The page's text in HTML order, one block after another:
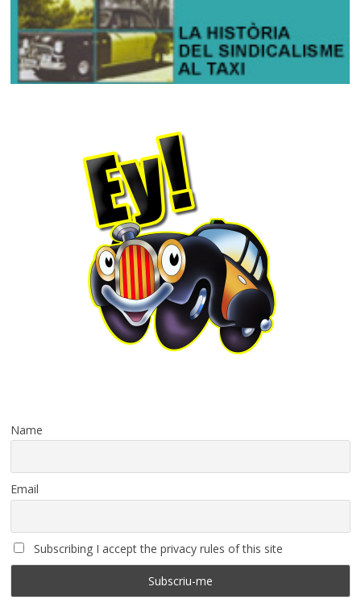
Name
Email
Subscribing I accept the privacy rules of this site